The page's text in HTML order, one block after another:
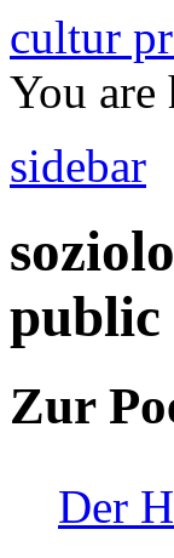
cultur
You are
sidebar
public
Zur
Der